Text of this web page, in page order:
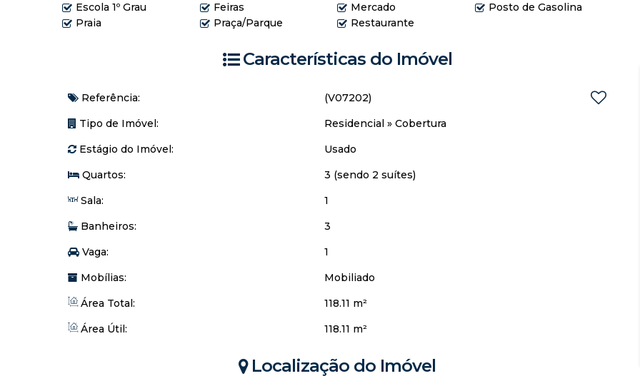
Escola 1º Grau Feiras Mercado
Posto de Gasolina
Praia
Praça/Parque Restaurante
Características do Imóvel
Referência:
(V07202)
Tipo de Imóvel:
Residencial » Cobertura
Estágio do Imóvel:
Usado
Quartos:
3 (sendo 2 suítes)
Sala:
1
Banheiros:
3
Vaga:
1
Mobílias:
Mobiliado
Área Total:
118.11 m²
Área Útil:
118.11 m²
Localização do Imóvel